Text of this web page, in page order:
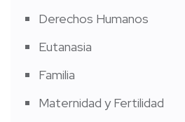
Derechos Humanos
Eutanasia
Familia
Maternidad y Fertilidad